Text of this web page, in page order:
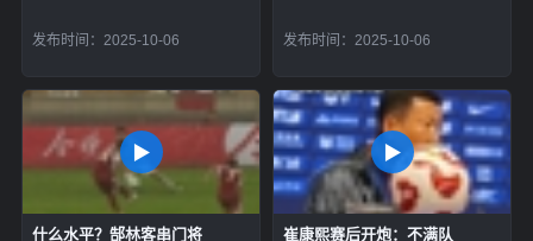
发布时间：2025-10-06 发布时间：2025-10-06
什么水平？郜林客串门将 崔康熙赛后开炮：不满队